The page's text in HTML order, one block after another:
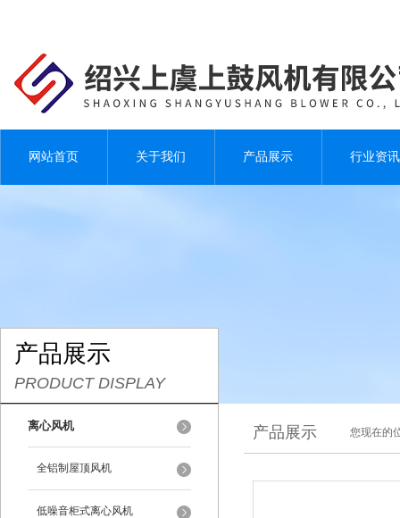
网站首页 关于我们 产品展示 行业资讯
产品展示
PRODUCT DISPLAY
离心风机
全铝制屋顶风机
低噪音柜式离心风机
产品展示 您现在的